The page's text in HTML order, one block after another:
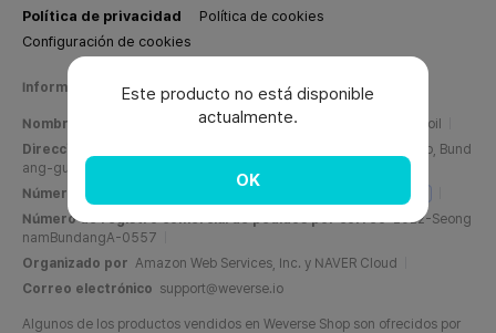
Política de privacidad
Política de cookies
Configuración de cookies
Información de negocios de Weverse Company
Nombre de la empresa Weverse Company Inc.
Yang Zooil
Dirección
C, 6F, PangyoTech-one Tower, 131, Bundangnaegok-ro, Bund
ang-gu, Seongnam-si, Gyeonggi-do, República de Corea
Número de registro comercial
Número de registro comercial de pedidos por correo 2022-Seong
namBundangA-0557
Organizado por Amazon Web Services, Inc. y NAVER Cloud
Correo electrónico support@weverse.io
Algunos de los productos vendidos en Weverse Shop son ofrecidos por
Este producto no está disponible
actualmente.
OK